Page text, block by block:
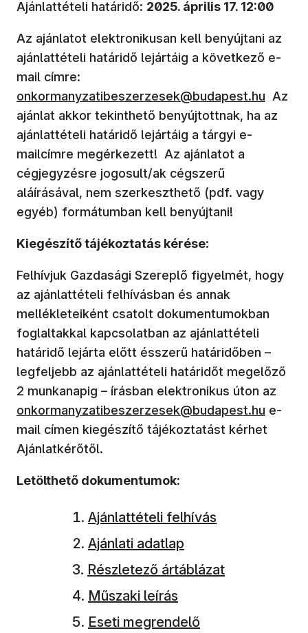
Ajánlattételi határidő: 2025. április 17. 12:00
Az ajánlatot elektronikusan kell benyújtani az
ajánlattételi határidő lejártáig a következő e-
mail címre:
onkormanyzatibeszerzesek@budapest.hu Az
ajánlat akkor tekinthető benyújtottnak, ha az
ajánlattételi határidő lejártáig a tárgyi e-
mailcímre megérkezett! Az ajánlatot a
cégjegyzésre jogosult/ak cégszerű
aláírásával, nem szerkeszthető (pdf. vagy
egyéb) formátumban kell benyújtani!
Kiegészítő tájékoztatás kérése:
Felhívjuk Gazdasági Szereplő figyelmét, hogy
az ajánlattételi felhívásban és annak
mellékleteiként csatolt dokumentumokban
foglaltakkal kapcsolatban az ajánlattételi
határidő lejárta előtt ésszerű határidőben –
legfeljebb az ajánlattételi határidőt megelőző
2 munkanapig – írásban elektronikus úton az
onkormanyzatibeszerzesek@budapest.hu e-
mail címen kiegészítő tájékoztatást kérhet
Ajánlatkérőtől.
Letölthető dokumentumok:
Ajánlattételi felhívás
Ajánlati adatlap
Részletező ártáblázat
Műszaki leírás
Eseti megrendelő